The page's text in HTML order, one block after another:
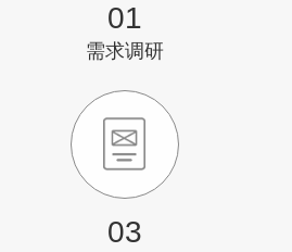
01
需求调研
03